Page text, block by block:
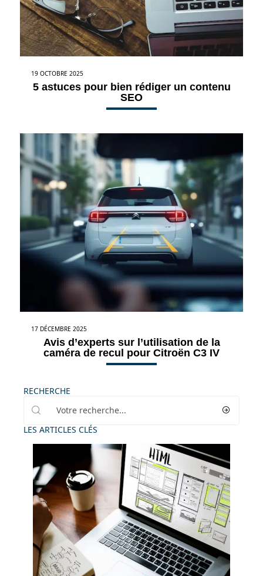
19 OCTOBRE 2025
5 astuces pour bien rédiger un contenu
SEO
17 DÉCEMBRE 2025
Avis d’experts sur l’utilisation de la
caméra de recul pour Citroën C3 IV
RECHERCHE
LES ARTICLES CLÉS